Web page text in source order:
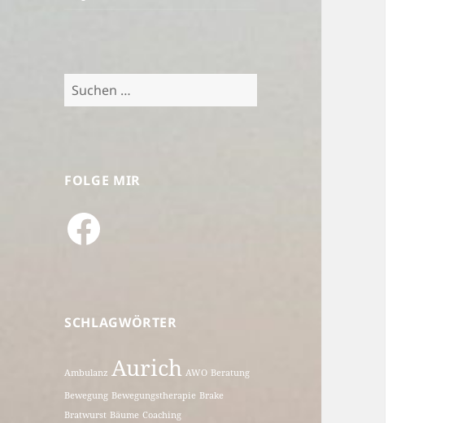
Suchen
nach:
FOLGE MIR
Facebook
SCHLAGWÖRTER
Ambulanz Aurich AWO Beratung
Bewegung Bewegungstherapie Brake
Bratwurst Bäume Coaching